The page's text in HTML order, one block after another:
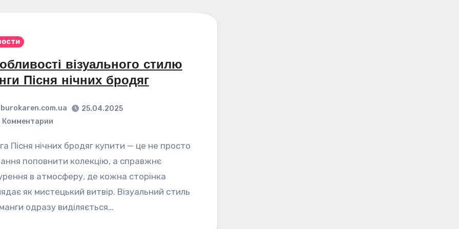
візуального стилю
Пісня нічних бродяг
burokaren.com.ua
25.04.2025
Комментарии
поповнити колекцію, а справжнє
в атмосферу, де кожна сторінка
як мистецький витвір. Візуальний стиль
манги одразу виділяється…